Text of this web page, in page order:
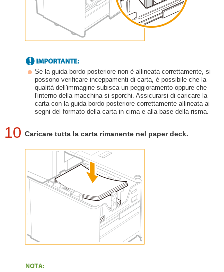
Se la guida bordo posteriore non è allineata correttamente, si
possono verificare inceppamenti di carta, è possibile che la
qualità dell'immagine subisca un peggioramento oppure che
l'interno della macchina si sporchi. Assicurarsi di caricare la
carta con la guida bordo posteriore correttamente allineata ai
segni del formato della carta in cima e alla base della risma.
10 Caricare tutta la carta rimanente nel paper deck.